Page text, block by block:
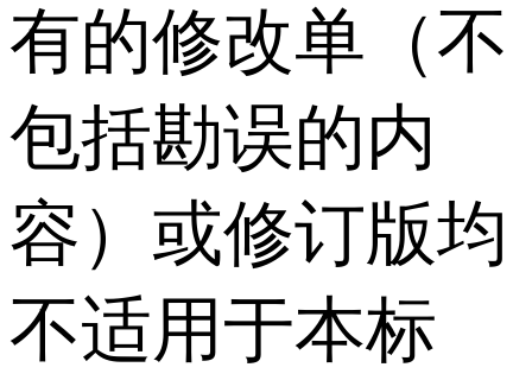
有的修改单（不
包括勘误的内
容）或修订版均
不适用于本标